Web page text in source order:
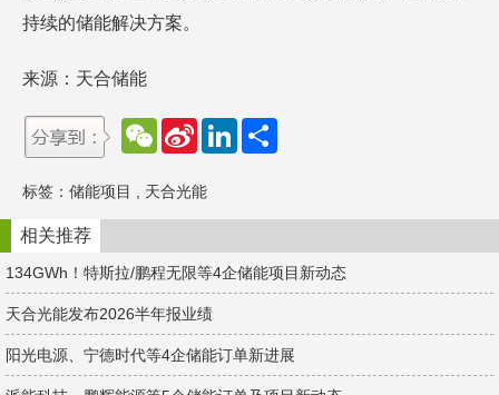
持续的储能解决方案。
来源：天合储能
W
e
a
t
S
a
W
e
b
o
L
d
n
标签： 储能项目 天合光能
相关推荐
134GWh！特斯拉/鹏程无限等4企储能项目新动态
天合光能发布2026半年报业绩
阳光电源、宁德时代等4企储能订单新进展